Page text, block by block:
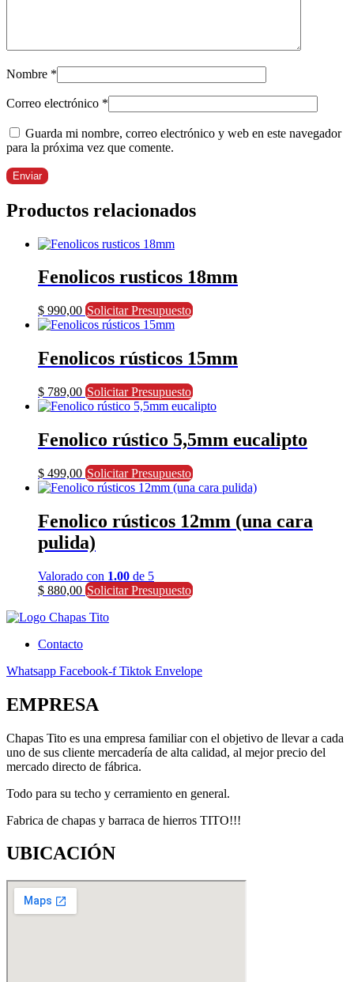
Nombre *
Correo electrónico *
Guarda mi nombre, correo electrónico y web en este navegador
para la próxima vez que comente.
Productos relacionados
Fenolicos rusticos 18mm
$ 990,00 Solicitar Presupuesto
Fenolicos rústicos 15mm
$ 789,00 Solicitar Presupuesto
Fenolico rústico 5,5mm eucalipto
$ 499,00 Solicitar Presupuesto
Fenolico rústicos 12mm (una cara
pulida)
Valorado con 1.00 de 5
$ 880,00 Solicitar Presupuesto
Contacto
Whatsapp Facebook-f Tiktok Envelope
EMPRESA
Chapas Tito es una empresa familiar con el objetivo de llevar a cada
uno de sus cliente mercadería de alta calidad, al mejor precio del
mercado directo de fábrica.
Todo para su techo y cerramiento en general.
Fabrica de chapas y barraca de hierros TITO!!!
UBICACIÓN